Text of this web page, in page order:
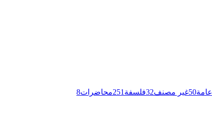
عامة50غير مصنف32فلسفة 251محاضرات8